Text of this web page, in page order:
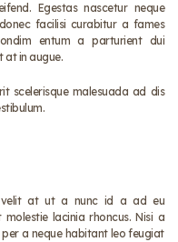
Egestas nascetur neque
facilisi curabitur a fames
entum a parturient dui
at in augue.
scelerisque malesuada ad dis
velit at ut a nunc id a ad eu
lacinia rhoncus. Nisi a
a neque habitant leo feugiat